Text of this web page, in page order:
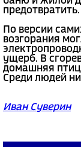
предотвратить.
По версии
возгорания
ущерб. В
домашняя
Среди людей
Иван Суверин